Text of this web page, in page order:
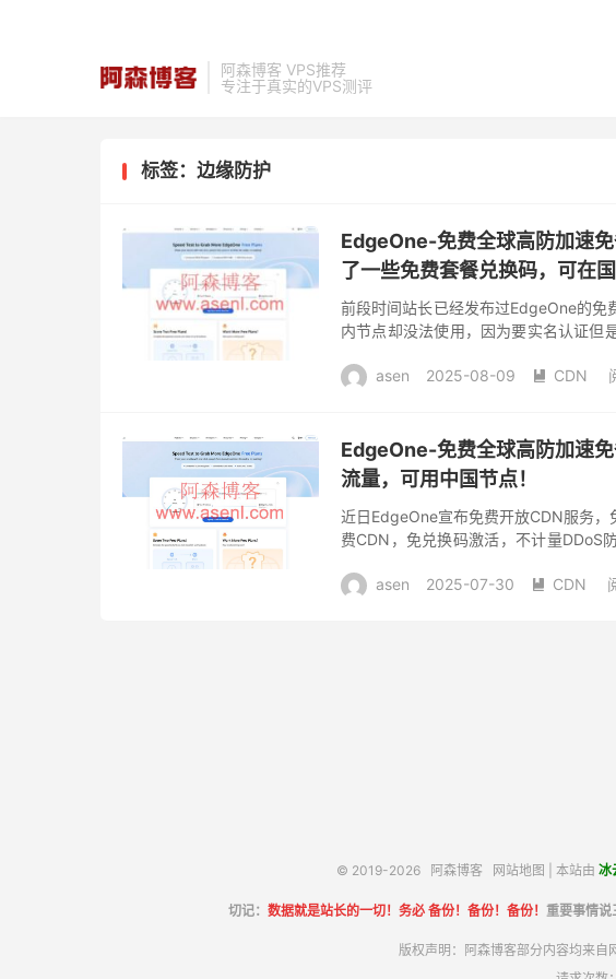
阿森博客 VPS推荐
专注于真实的VPS测评
标签：边缘防护
EdgeOne-免费全球高防加速
了一些免费套餐兑换码，可在国
前段时间站长已经发布过EdgeOne的免
内节点却没法使用，因为要实名认证但
证... asen 2025-08-09  CDN
EdgeOne-免费全球高防加速
流量，可用中国节点！
近日EdgeOne宣布免费开放CDN服务
费CDN，免兑换码激活，不计量DDoS
asen 2025-07-30  CDN
© 2019-2026 阿森博客 网站地图 | 本站由 冰
切记： 数据就是站长的一切！务必 备份！备份！备份！ 重要事情说
版权声明：阿森博客部分内容均来自